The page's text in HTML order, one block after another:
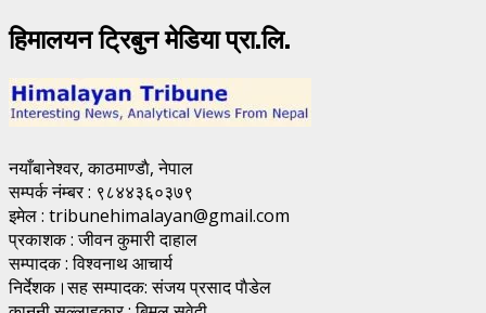
हिमालयन ट्रिबुन मेडिया प्रा.लि.
नयाँबानेश्वर, काठमाण्डाै, नेपाल
सम्पर्क नंम्बर : ९८४४३६०३७९
इमेल : tribunehimalayan@gmail.com
प्रकाशक : जीवन कुमारी दाहाल
सम्पादक : विश्वनाथ आचार्य
निर्देशक।सह सम्पादक: संजय प्रसाद पाैडेल